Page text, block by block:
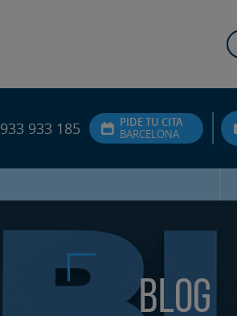
933 933 185
PIDE TU CITA
BARCELONA
Blog